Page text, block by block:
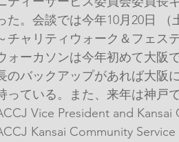
た。会談では今年10月20日
チャリティウォーク＆フェス
ォーカソンは今年初めて大阪
のバックアップがあれば大阪
っている。また、来年は神戸
Vice President and
Kansai Community